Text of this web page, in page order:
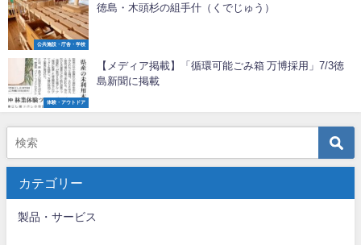
公共施設・庁舎・学校
徳島・木頭杉の組手什（くでじゅう）
体験・アウトドア
【メディア掲載】「循環可能ごみ箱 万博採用」7/3徳
島新聞に掲載
カテゴリー
製品・サービス